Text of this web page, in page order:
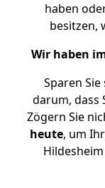
haben
besitzen,
Wir haben
Sparen
darum, dass
Zögern Sie
heute, um